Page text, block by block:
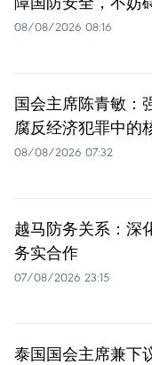
08/08/2026 08:16
国会主席陈青敏：
腐反经济犯罪中的
08/08/2026 07:32
越马防务关系：深
务实合作
07/08/2026 23:15
泰国国会主席兼下